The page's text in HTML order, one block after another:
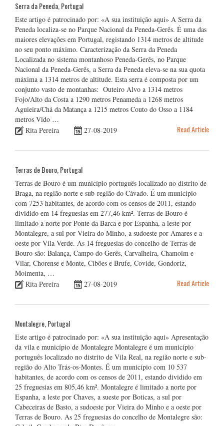
Serra da Peneda, Portugal
Este artigo é patrocinado por: «A sua instituição aqui» A Serra da
Peneda localiza-se no Parque Nacional da Peneda-Gerês. É uma das
maiores elevações em Portugal, registando 1314 metros de altitude
no seu ponto máximo. Caracterização da Serra da Peneda
Localizada no sistema montanhoso Peneda-Gerês, no Parque
Nacional da Peneda-Gerês, a Serra da Peneda eleva-se na sua quota
máxima a 1314 metros de altitude. Esta serra é composta por um
conjunto vasto de montanhas: Outeiro Alvo a 1314 metros
Fojo/Alto da Costa a 1290 metros Penameda a 1268 metros
Aguieira/Chá da Matança a 1215 metros Couto do Osso a 1184
metros Vido …
Rita Pereira
27-08-2019 Read Article
Terras de Bouro, Portugal
Terras de Bouro é um município português localizado no distrito de
Braga, na região norte e sub-região do Cávado. É um município
com 7253 habitantes, de acordo com os censos de 2011, estando
dividido em 14 freguesias em 277,46 km². Terras de Bouro é
limitado a norte por Ponte da Barca e por Espanha, a leste por
Montalegre, a sul por Vieira do Minho, a sudoeste por Amares e a
oeste por Vila Verde. As 14 freguesias do concelho de Terras de
Bouro são: Balança, Campo do Gerês, Carvalheira, Chamoim e
Vilar, Chorense e Monte, Cibões e Brufe, Covide, Gondoriz,
Moimenta, …
Rita Pereira
27-08-2019 Read Article
Montalegre, Portugal
Este artigo é patrocinado por: «A sua instituição aqui» Apresentação
da vila e município de Montalegre Montalegre é um município
português localizado no distrito de Vila Real, na região norte e sub-
região do Alto Trás-os-Montes. É um município com 10 537
habitantes, de acordo com os censos de 2011, estando dividido em
25 freguesias em 805,46 km². Montalegre é limitado a norte por
Espanha, a leste por Chaves, a sueste por Boticas, a sul por
Cabeceiras de Basto, a sudoeste por Vieira do Minho e a oeste por
Terras de Bouro. As 25 freguesias do concelho de Montalegre são: